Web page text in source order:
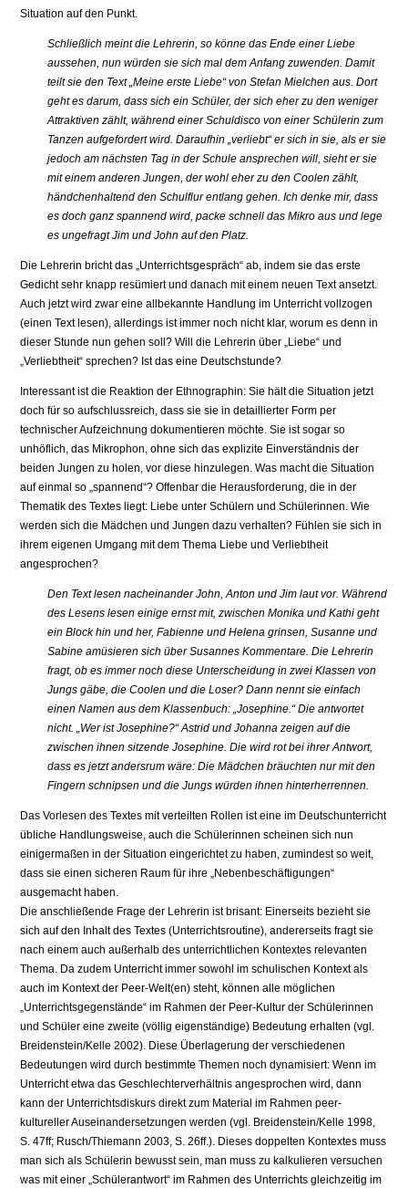
Situation auf den Punkt.
Schließlich meint die Lehrerin, so könne das Ende einer Liebe
aussehen, nun würden sie sich mal dem Anfang zuwenden. Damit
teilt sie den Text „Meine erste Liebe“ von Stefan Mielchen aus. Dort
geht es darum, dass sich ein Schüler, der sich eher zu den weniger
Attraktiven zählt, während einer Schuldisco von einer Schülerin zum
Tanzen aufgefordert wird. Daraufhin „verliebt“ er sich in sie, als er sie
jedoch am nächsten Tag in der Schule ansprechen will, sieht er sie
mit einem anderen Jungen, der wohl eher zu den Coolen zählt,
händchenhaltend den Schulflur entlang gehen. Ich denke mir, dass
es doch ganz spannend wird, packe schnell das Mikro aus und lege
es ungefragt Jim und John auf den Platz.
Die Lehrerin bricht das „Unterrichtsgespräch“ ab, indem sie das erste
Gedicht sehr knapp resümiert und danach mit einem neuen Text ansetzt.
Auch jetzt wird zwar eine allbekannte Handlung im Unterricht vollzogen
(einen Text lesen), allerdings ist immer noch nicht klar, worum es denn in
dieser Stunde nun gehen soll? Will die Lehrerin über „Liebe“ und
„Verliebtheit“ sprechen? Ist das eine Deutschstunde?
Interessant ist die Reaktion der Ethnographin: Sie hält die Situation jetzt
doch für so aufschlussreich, dass sie sie in detaillierter Form per
technischer Aufzeichnung dokumentieren möchte. Sie ist sogar so
unhöflich, das Mikrophon, ohne sich das explizite Einverständnis der
beiden Jungen zu holen, vor diese hinzulegen. Was macht die Situation
auf einmal so „spannend“? Offenbar die Herausforderung, die in der
Thematik des Textes liegt: Liebe unter Schülern und Schülerinnen. Wie
werden sich die Mädchen und Jungen dazu verhalten? Fühlen sie sich in
ihrem eigenen Umgang mit dem Thema Liebe und Verliebtheit
angesprochen?
Den Text lesen nacheinander John, Anton und Jim laut vor. Während
des Lesens lesen einige ernst mit, zwischen Monika und Kathi geht
ein Block hin und her, Fabienne und Helena grinsen, Susanne und
Sabine amüsieren sich über Susannes Kommentare. Die Lehrerin
fragt, ob es immer noch diese Unterscheidung in zwei Klassen von
Jungs gäbe, die Coolen und die Loser? Dann nennt sie einfach
einen Namen aus dem Klassenbuch: „Josephine.“ Die antwortet
nicht. „Wer ist Josephine?“ Astrid und Johanna zeigen auf die
zwischen ihnen sitzende Josephine. Die wird rot bei ihrer Antwort,
dass es jetzt andersrum wäre: Die Mädchen bräuchten nur mit den
Fingern schnipsen und die Jungs würden ihnen hinterherrennen.
Das Vorlesen des Textes mit verteilten Rollen ist eine im Deutschunterricht
übliche Handlungsweise, auch die Schülerinnen scheinen sich nun
einigermaßen in der Situation eingerichtet zu haben, zumindest so weit,
dass sie einen sicheren Raum für ihre „Nebenbeschäftigungen“
ausgemacht haben.
Die anschließende Frage der Lehrerin ist brisant: Einerseits bezieht sie
sich auf den Inhalt des Textes (Unterrichtsroutine), andererseits fragt sie
nach einem auch außerhalb des unterrichtlichen Kontextes relevanten
Thema. Da zudem Unterricht immer sowohl im schulischen Kontext als
auch im Kontext der Peer-Welt(en) steht, können alle möglichen
„Unterrichtsgegenstände“ im Rahmen der Peer-Kultur der Schülerinnen
und Schüler eine zweite (völlig eigenständige) Bedeutung erhalten (vgl.
Breidenstein/Kelle 2002). Diese Überlagerung der verschiedenen
Bedeutungen wird durch bestimmte Themen noch dynamisiert: Wenn im
Unterricht etwa das Geschlechterverhältnis angesprochen wird, dann
kann der Unterrichtsdiskurs direkt zum Material im Rahmen peer-
kultureller Auseinandersetzungen werden (vgl. Breidenstein/Kelle 1998,
S. 47ff; Rusch/Thiemann 2003, S. 26ff.). Dieses doppelten Kontextes muss
man sich als Schülerin bewusst sein, man muss zu kalkulieren versuchen
was mit einer „Schülerantwort“ im Rahmen des Unterrichts gleichzeitig im